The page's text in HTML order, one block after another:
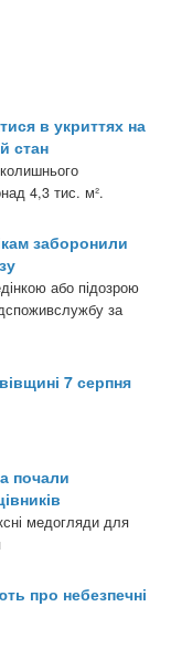
в укриттях на
стан
4,3 тис. м².
заборонили
або підозрою
за
7 серпня
почали
медогляди для
про небезпечні